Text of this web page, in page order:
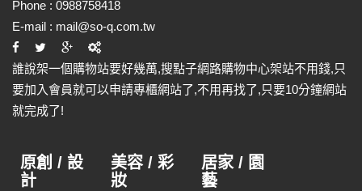
Phone : 0988758418
E-mail : mail@so-q.com.tw
誰說架一個購物站要好幾萬,搜點子網路購物中心架站不用錢,只
要加入會員就可以申請專櫃網站了,不用再找了,只要10分鐘網站
就完成了!
原創 / 設
計
美容 / 彩
妝
居家 / 園
藝